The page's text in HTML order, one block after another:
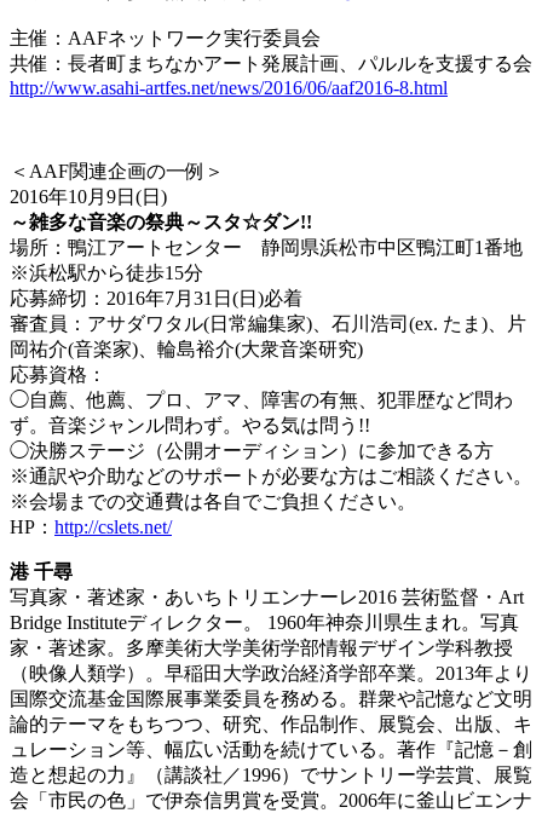
主催：AAFネットワーク実行委員会
共催：長者町まちなかアート発展計画、パルルを支援する会
http://www.asahi-artfes.net/news/2016/06/aaf2016-8.html
＜AAF関連企画の一例＞
2016年10月9日(日)
～雑多な音楽の祭典～スタ☆ダン!!
場所：鴨江アートセンター 静岡県浜松市中区鴨江町1番地
※浜松駅から徒歩15分
応募締切：2016年7月31日(日)必着
審査員：アサダワタル(日常編集家)、石川浩司(ex. たま)、片
岡祐介(音楽家)、輪島裕介(大衆音楽研究)
応募資格：
◯自薦、他薦、プロ、アマ、障害の有無、犯罪歴など問わ
ず。音楽ジャンル問わず。やる気は問う!!
◯決勝ステージ（公開オーディション）に参加できる方
※通訳や介助などのサポートが必要な方はご相談ください。
※会場までの交通費は各自でご負担ください。
HP： http://cslets.net/
港 千尋
写真家・著述家・あいちトリエンナーレ2016 芸術監督・Art
Bridge Instituteディレクター。 1960年神奈川県生まれ。写真
家・著述家。多摩美術大学美術学部情報デザイン学科教授
（映像人類学）。早稲田大学政治経済学部卒業。2013年より
国際交流基金国際展事業委員を務める。群衆や記憶など文明
論的テーマをもちつつ、研究、作品制作、展覧会、出版、キ
ュレーション等、幅広い活動を続けている。著作『記憶－創
造と想起の力』（講談社／1996）でサントリー学芸賞、展覧
会「市民の色」で伊奈信男賞を受賞。2006年に釜山ビエンナ